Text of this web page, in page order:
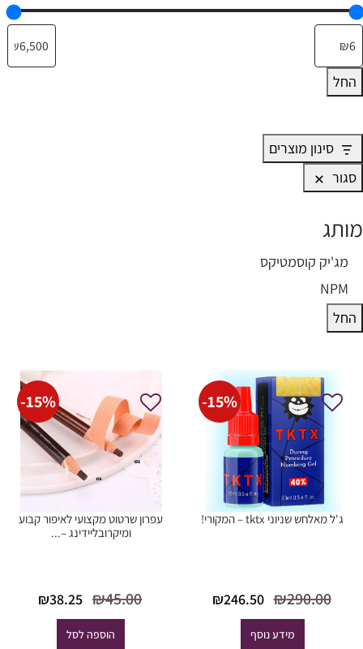
החל
סינון מוצרים
סגור
מותג
מותגמג'יק קוסמטיקס
NPM
החל
-15%
ג'ל מאלחש שניוני tktx – המקורי!
₪290.00
המחיר
₪290.00.
₪246.50
מידע נוסף
-15%
עפרון שרטוט מקצועי לאיפור קבוע
ומיקרובליידינג –...
₪45.00
המחיר
היה:
₪45.00.
₪38.25
הוספה לסל